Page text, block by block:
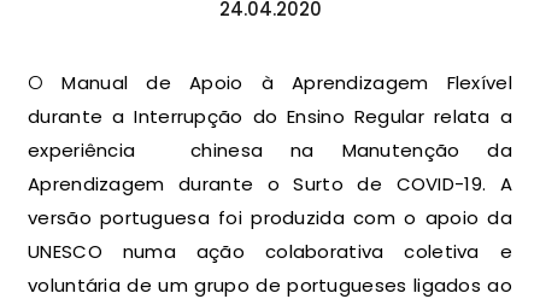
24.04.2020
O Manual de Apoio à Aprendizagem Flexível
durante a Interrupção do Ensino Regular relata a
experiência chinesa na Manutenção da
Aprendizagem durante o Surto de COVID-19. A
versão portuguesa foi produzida com o apoio da
UNESCO numa ação colaborativa coletiva e
voluntária de um grupo de portugueses ligados ao